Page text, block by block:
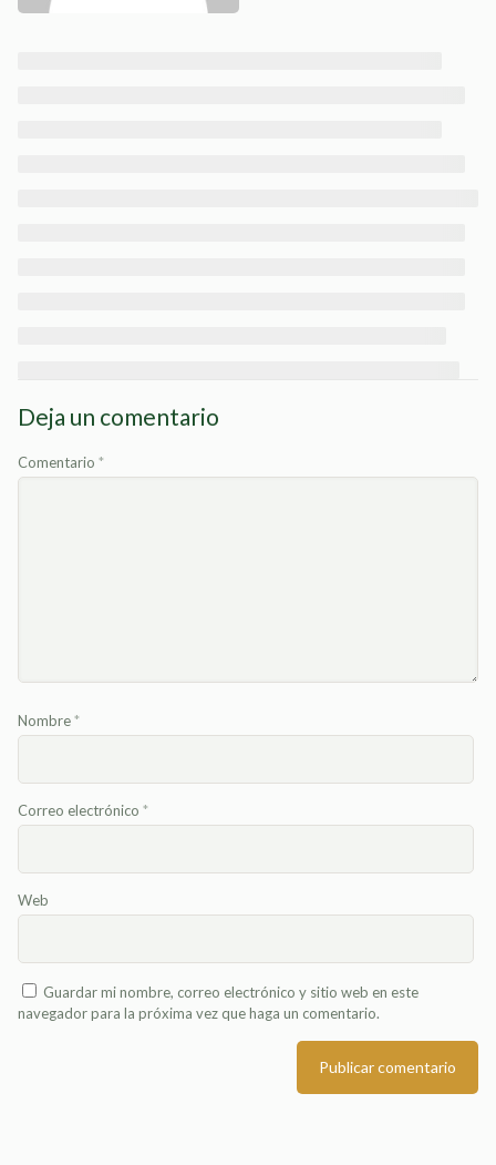
Deja un comentario
Comentario *
Nombre*
Correo electrónico *
Web
Guardar mi nombre, correo electrónico y sitio web en este
navegador para la próxima vez que haga un comentario.